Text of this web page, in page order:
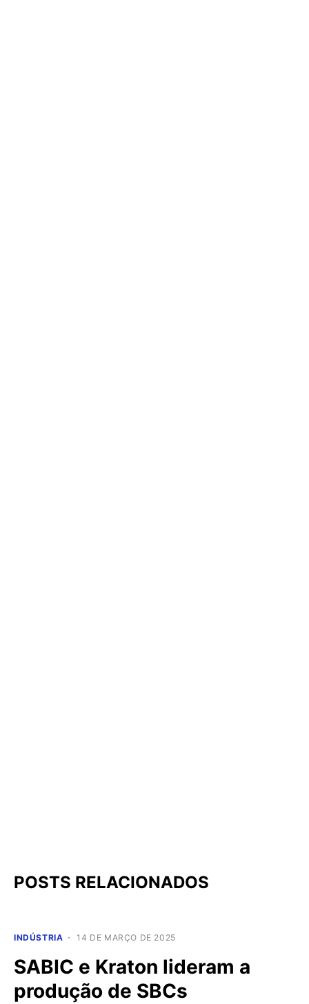
POSTS RELACIONADOS
INDÚSTRIA 14 DE MARÇO DE 2025
SABIC e Kraton lideram a
produção de SBCs